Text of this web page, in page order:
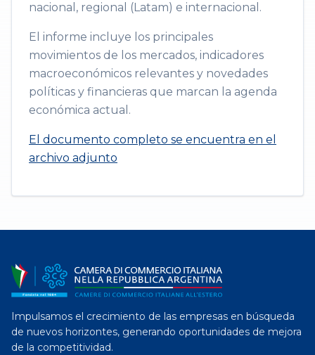
nacional, regional (Latam) e internacional.
El informe incluye los principales
movimientos de los mercados, indicadores
macroeconómicos relevantes y novedades
políticas y financieras que marcan la agenda
económica actual.
El documento completo se encuentra en el
archivo adjunto
Impulsamos el crecimiento de las empresas en búsqueda
de nuevos horizontes, generando oportunidades de mejora
de la competitividad.